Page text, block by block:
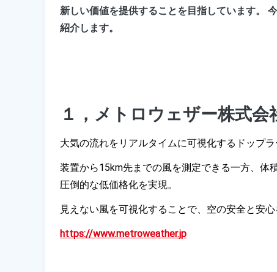
新しい価値を提供することを目指しています。
紹介します。
１，メトロウェザー株式会
大気の流れをリアルタイムに可視化するドップ
装置から15km先までの風を測定できる一方、体
圧倒的な低価格化を実現。
見えない風を可視化することで、空の安全と安心
https://www.metroweather.jp